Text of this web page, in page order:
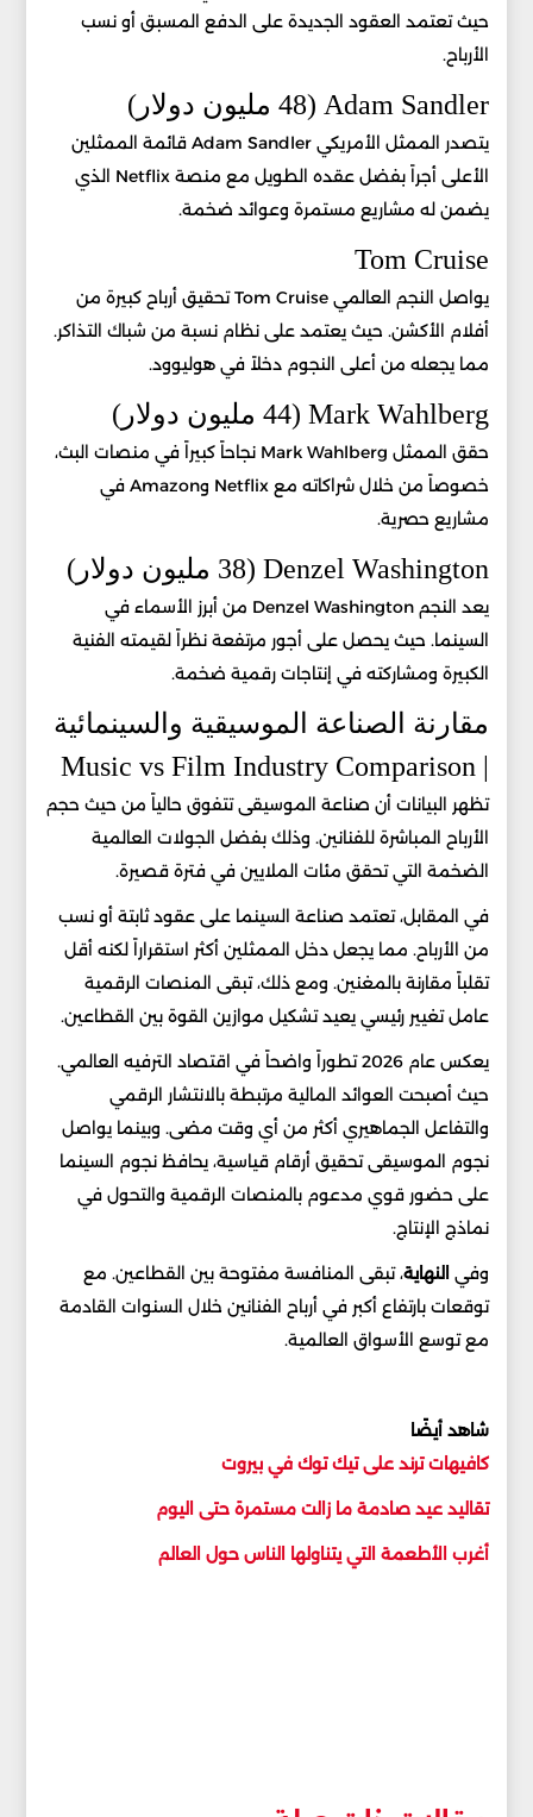
حيث تعتمد العقود الجديدة على الدفع المسبق أو نسب
الأرباح.
Adam Sandler (48 مليون دولار)
يتصدر الممثل الأمريكي Adam Sandler قائمة الممثلين
الأعلى أجراً بفضل عقده الطويل مع منصة Netflix الذي
يضمن له مشاريع مستمرة وعوائد ضخمة.
Tom Cruise
يواصل النجم العالمي Tom Cruise تحقيق أرباح كبيرة من
أفلام الأكشن. حيث يعتمد على نظام نسبة من شباك التذاكر.
مما يجعله من أعلى النجوم دخلاً في هوليوود.
Mark Wahlberg (44 مليون دولار)
حقق الممثل Mark Wahlberg نجاحاً كبيراً في منصات البث،
خصوصاً من خلال شراكاته مع Netflix وAmazon في
مشاريع حصرية.
Denzel Washington (38 مليون دولار)
يعد النجم Denzel Washington من أبرز الأسماء في
السينما. حيث يحصل على أجور مرتفعة نظراً لقيمته الفنية
الكبيرة ومشاركته في إنتاجات رقمية ضخمة.
مقارنة الصناعة الموسيقية والسينمائية
| Music vs Film Industry Comparison
تظهر البيانات أن صناعة الموسيقى تتفوق حالياً من حيث حجم
الأرباح المباشرة للفنانين. وذلك بفضل الجولات العالمية
الضخمة التي تحقق مئات الملايين في فترة قصيرة.
في المقابل، تعتمد صناعة السينما على عقود ثابتة أو نسب
من الأرباح. مما يجعل دخل الممثلين أكثر استقراراً لكنه أقل
تقلباً مقارنة بالمغنين. ومع ذلك، تبقى المنصات الرقمية
عامل تغيير رئيسي يعيد تشكيل موازين القوة بين القطاعين.
يعكس عام 2026 تطوراً واضحاً في اقتصاد الترفيه العالمي.
حيث أصبحت العوائد المالية مرتبطة بالانتشار الرقمي
والتفاعل الجماهيري أكثر من أي وقت مضى. وبينما يواصل
نجوم الموسيقى تحقيق أرقام قياسية، يحافظ نجوم السينما
على حضور قوي مدعوم بالمنصات الرقمية والتحول في
نماذج الإنتاج.
وفي النهاية، تبقى المنافسة مفتوحة بين القطاعين. مع
توقعات بارتفاع أكبر في أرباح الفنانين خلال السنوات القادمة
مع توسع الأسواق العالمية.
شاهد أيضًا
كافيهات ترند على تيك توك في بيروت
تقاليد عيد صادمة ما زالت مستمرة حتى اليوم
أغرب الأطعمة التي يتناولها الناس حول العالم